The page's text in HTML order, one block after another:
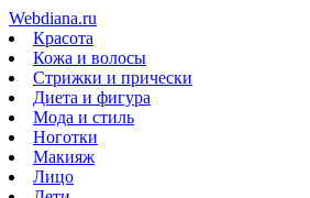
Webdiana.ru
Красота
Кожа и волосы
Стрижки и прически
Диета и фигура
Мода и стиль
Ноготки
Макияж
Лицо